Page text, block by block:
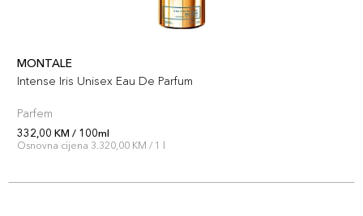
MONTALE
Intense Iris Unisex Eau De Parfum
Parfem
332,00 KM / 100ml
Osnovna cijena 3.320,00 KM / 1 l